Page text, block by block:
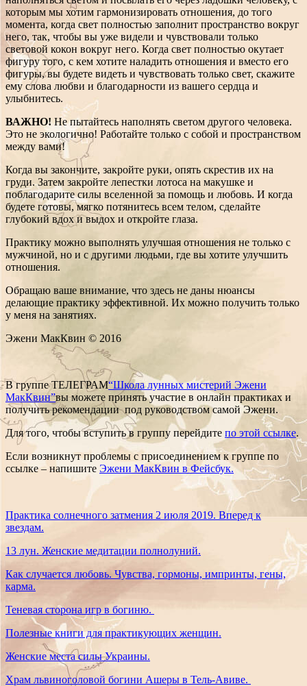
которым мы хотим гармонизировать отношения, до того
момента, когда свет полностью заполнит пространство вокруг
него, так, чтобы вы уже видели и чувствовали только
световой кокон вокруг него. Когда свет полностью окутает
фигуру того, с кем хотите наладить отношения и вместо его
фигуры, вы будете видеть и чувствовать только свет, скажите
ему слова любви и благодарности из вашего сердца и
улыбнитесь.
ВАЖНО! Не пытайтесь наполнять светом другого человека.
Это не экологично! Работайте только с собой и пространством
между вами!
Когда вы закончите, закройте руки, опять скрестив их на
груди. Затем закройте лепестки лотоса на макушке и
поблагодарите силы вселенной за помощь и любовь. И когда
будете готовы, мягко потянитесь всем телом, сделайте
глубокий вдох и выдох и откройте глаза.
Практику можно выполнять улучшая отношения не только с
мужчиной, но и с другими людьми, где вы хотите улучшить
отношения.
Обращаю ваше внимание, что здесь не даны нюансы
делающие практику эффективной. Их можно получить только
у меня на занятиях.
Эжени МакКвин © 2016
В группе ТЕЛЕГРАМ“Школа лунных мистерий Эжени
МакКвин”вы можете принять участие в онлайн практиках и
получить рекомендации под руководством самой Эжени.
Для того, чтобы вступить в группу перейдите по этой ссылке.
Если возникнут проблемы с присоединением к группе по
ссылке – напишите Эжени МакКвин в Фейсбук.
Практика солнечного затмения 2 июля 2019. Вперед к
звездам.
13 лун. Женские медитации полнолуний.
Как случается любовь. Чувства, гормоны, импринты, гены,
карма.
Теневая сторона игр в богиню.
Полезные книги для практикующих женщин.
Женские места силы Украины.
Храм львиноголовой богини Ашеры в Тель-Авиве.